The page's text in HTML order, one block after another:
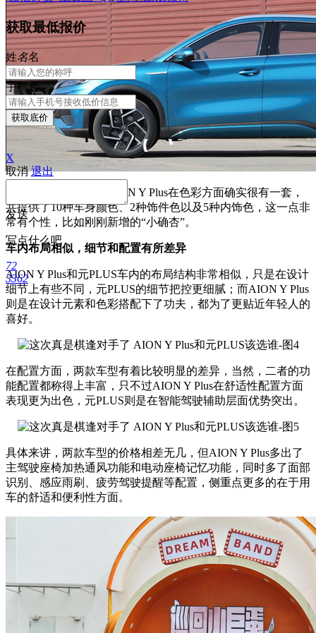
额外值得一说的是，AION Y Plus在色彩方面确实很有一套，
共提供了10种车身颜色、2种饰件色以及5种内饰色，这一点非
常有个性，比如刚刚新增的“小确杏”。
车内布局相似，细节和配置有所差异
AION Y Plus和元PLUS车内的布局结构非常相似，只是在设计
细节上有些不同，元PLUS的细节把控更细腻；而AION Y Plus
则是在设计元素和色彩搭配下了功夫，都为了更贴近年轻人的
喜好。
在配置方面，两款车型有着比较明显的差异，当然，二者的功
能配置都称得上丰富，只不过AION Y Plus在舒适性配置方面
表现更为出色，元PLUS则是在智能驾驶辅助层面优势突出。
具体来讲，两款车型的价格相差无几，但AION Y Plus多出了
主驾驶座椅加热通风功能和电动座椅记忆功能，同时多了面部
识别、感应雨刷、疲劳驾驶提醒等配置，侧重点更多的在于用
车的舒适和便利性方面。
获取最低报价
姓名名
手机号
获取底价
X
取消 退出
发送
写点什么吧
72
3362